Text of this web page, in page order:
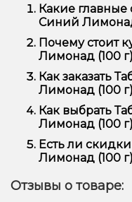
Какие главные
Синий Лимонад
Табак 420 Light
высоким
надежностью.
Почему стоит
Лимонад (100
Мы предлагаем
широкий
доставку. Кроме
скидки для
Как заказать
Лимонад (100
Оформить заказ
Добавьте
(100 г) в
Перейдите
доставки.
Как выбрать
Лимонад (100
Выбор зависит
если это кальян,
чаши, если вейп
Есть ли
Лимонад (100
специальные
Отзывы о товаре: